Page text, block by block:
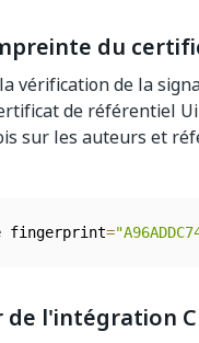
du
vérification de la
de référentiel
sur les auteurs et
fingerprint=
de l'intégration